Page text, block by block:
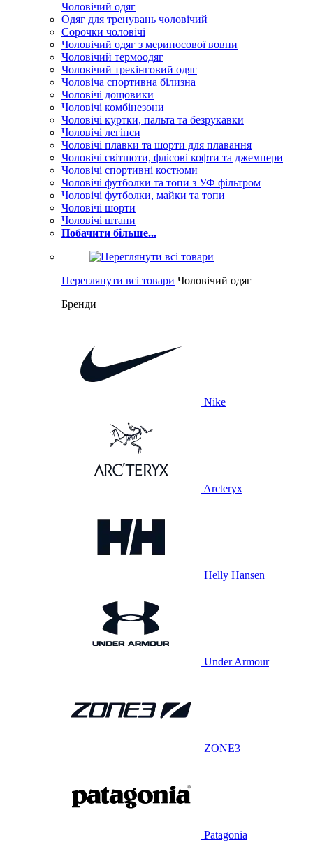
Чоловічий одяг
Одяг для тренувань чоловічий
Сорочки чоловічі
Чоловічий одяг з мериносової вовни
Чоловічий термоодяг
Чоловічий трекінговий одяг
Чоловіча спортивна білизна
Чоловічі дощовики
Чоловічі комбінезони
Чоловічі куртки, пальта та безрукавки
Чоловічі легінси
Чоловічі плавки та шорти для плавання
Чоловічі світшоти, флісові кофти та джемпери
Чоловічі спортивні костюми
Чоловічі футболки та топи з УФ фільтром
Чоловічі футболки, майки та топи
Чоловічі шорти
Чоловічі штани
Побачити більше...
Переглянути всі товари Чоловічий одяг
Бренди
Nike
Arcteryx
Helly Hansen
Under Armour
ZONE3
Patagonia